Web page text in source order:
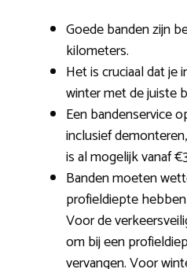
Goede banden zijn
kilometers.
Het is cruciaal dat je
winter met de juiste
Een bandenservice
inclusief
is al mogelijk vanaf
Banden moeten
profieldiepte
Voor de
om bij een
vervangen. Voor